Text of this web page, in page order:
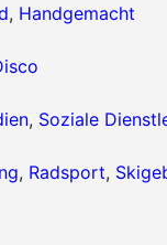
, Handgemacht
, Soziale
, Radsport,